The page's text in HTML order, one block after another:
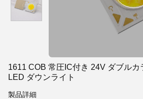
1611 COB 常圧IC付き 24V ダブルカ
LED ダウンライト
製品詳細